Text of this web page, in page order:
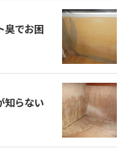
臭でお困
知らない